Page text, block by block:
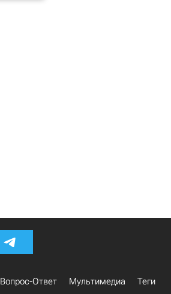
Вопрос-Ответ Мультимедиа Теги